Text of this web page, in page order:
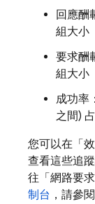
回應酬
組大小
要求酬
組大小
成功率
之間)
您可以在「
查看這些追
往「網路要求
制台 ，請參